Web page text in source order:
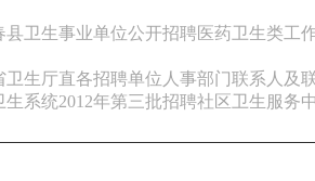
县卫生事业单位公开招聘医药卫生类工
卫生厅直各招聘单位人事部门联系人及
生系统2012年第三批招聘社区卫生服务